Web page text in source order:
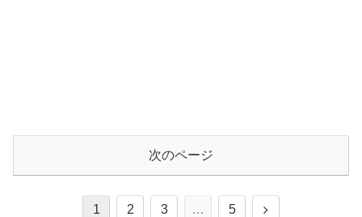
次のページ
1 2 3 … 5